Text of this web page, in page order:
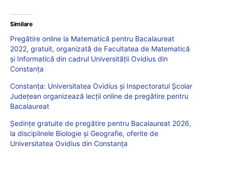
Similare
Pregătire online la Matematică pentru Bacalaureat
2022, gratuit, organizată de Facultatea de Matematică
și Informatică din cadrul Universității Ovidius din
Constanța
Constanța: Universitatea Ovidius și Inspectoratul Școlar
Județean organizează lecții online de pregătire pentru
Bacalaureat
Şedinţe gratuite de pregătire pentru Bacalaureat 2026,
la disciplinele Biologie și Geografie, oferite de
Universitatea Ovidius din Constanța